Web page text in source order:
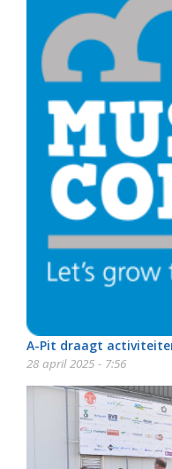
A-Pit draagt
28 april 2025 - 7:56